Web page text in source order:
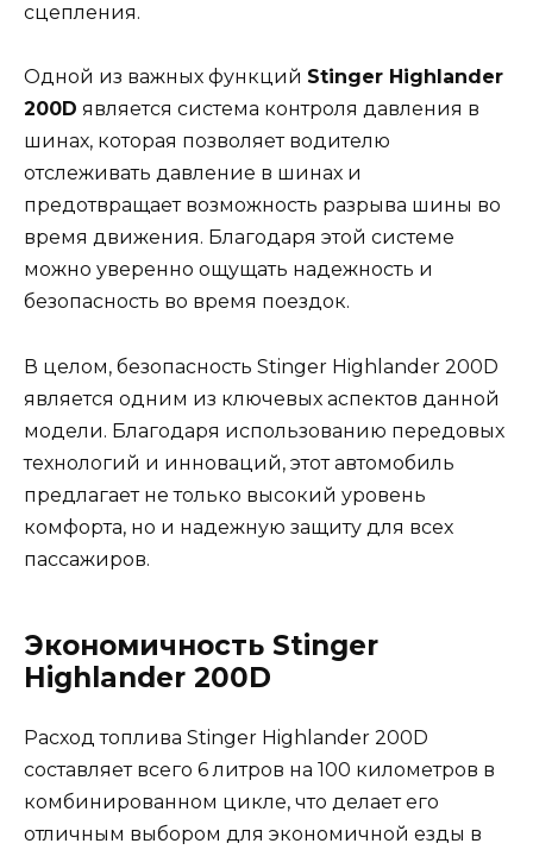
сцепления.
Одной из важных функций Stinger Highlander
200D является система контроля давления в
шинах, которая позволяет водителю
отслеживать давление в шинах и
предотвращает возможность разрыва шины во
время движения. Благодаря этой системе
можно уверенно ощущать надежность и
безопасность во время поездок.
В целом, безопасность Stinger Highlander 200D
является одним из ключевых аспектов данной
модели. Благодаря использованию передовых
технологий и инноваций, этот автомобиль
предлагает не только высокий уровень
комфорта, но и надежную защиту для всех
пассажиров.
Экономичность Stinger
Highlander 200D
Расход топлива Stinger Highlander 200D
составляет всего 6 литров на 100 километров в
комбинированном цикле, что делает его
отличным выбором для экономичной езды в